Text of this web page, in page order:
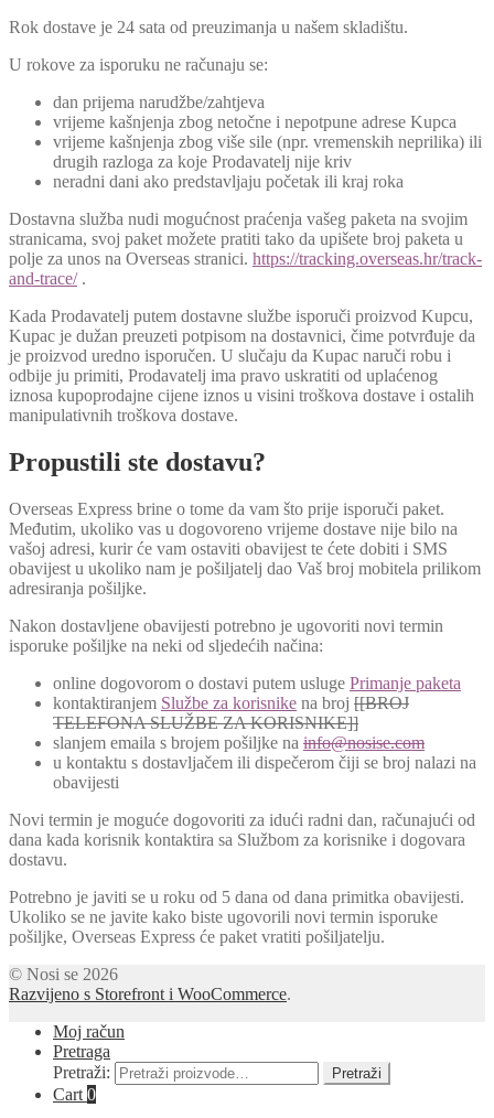
Rok dostave je 24 sata od preuzimanja u našem skladištu.
U rokove za isporuku ne računaju se:
dan prijema narudžbe/zahtjeva
vrijeme kašnjenja zbog netočne i nepotpune adrese Kupca
vrijeme kašnjenja zbog više sile (npr. vremenskih neprilika) ili
drugih razloga za koje Prodavatelj nije kriv
neradni dani ako predstavljaju početak ili kraj roka
Dostavna služba nudi mogućnost praćenja vašeg paketa na svojim
stranicama, svoj paket možete pratiti tako da upišete broj paketa u
polje za unos na Overseas stranici. https://tracking.overseas.hr/track-
and-trace/.
Kada Prodavatelj putem dostavne službe isporuči proizvod Kupcu,
Kupac je dužan preuzeti potpisom na dostavnici, čime potvrđuje da
je proizvod uredno isporučen. U slučaju da Kupac naruči robu i
odbije ju primiti, Prodavatelj ima pravo uskratiti od uplaćenog
iznosa kupoprodajne cijene iznos u visini troškova dostave i ostalih
manipulativnih troškova dostave.
Propustili ste dostavu?
Overseas Express brine o tome da vam što prije isporuči paket.
Međutim, ukoliko vas u dogovoreno vrijeme dostave nije bilo na
vašoj adresi, kurir će vam ostaviti obavijest te ćete dobiti i SMS
obavijest u ukoliko nam je pošiljatelj dao Vaš broj mobitela prilikom
adresiranja pošiljke.
Nakon dostavljene obavijesti potrebno je ugovoriti novi termin
isporuke pošiljke na neki od sljedećih načina:
online dogovorom o dostavi putem usluge Primanje paketa
kontaktiranjem Službe za korisnike na broj [[BROJ
TELEFONA SLUŽBE ZA KORISNIKE]]
slanjem emaila s brojem pošiljke na info@nosise.com
u kontaktu s dostavljačem ili dispečerom čiji se broj nalazi na
obavijesti
Novi termin je moguće dogovoriti za idući radni dan, računajući od
dana kada korisnik kontaktira sa Službom za korisnike i dogovara
dostavu.
Potrebno je javiti se u roku od 5 dana od dana primitka obavijesti.
Ukoliko se ne javite kako biste ugovorili novi termin isporuke
pošiljke, Overseas Express će paket vratiti pošiljatelju.
© Nosi se 2026
Razvijeno s Storefront i WooCommerce.
Moj račun
Pretraga
Pretraži:
Pretraži
Cart 0